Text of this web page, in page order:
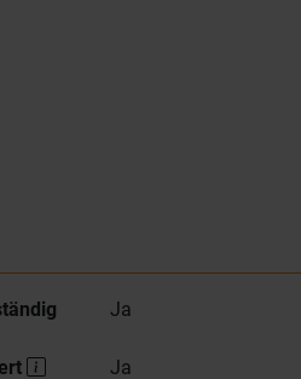
Ja
Ja